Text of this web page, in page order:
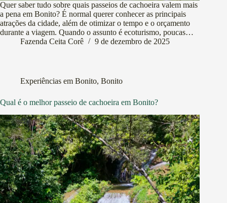
Quer saber tudo sobre quais passeios de cachoeira valem mais
a pena em Bonito? É normal querer conhecer as principais
atrações da cidade, além de otimizar o tempo e o orçamento
durante a viagem. Quando o assunto é ecoturismo, poucas…
Fazenda Ceita Corê
9 de dezembro de 2025
Experiências em Bonito, Bonito
Qual é o melhor passeio de cachoeira em Bonito?